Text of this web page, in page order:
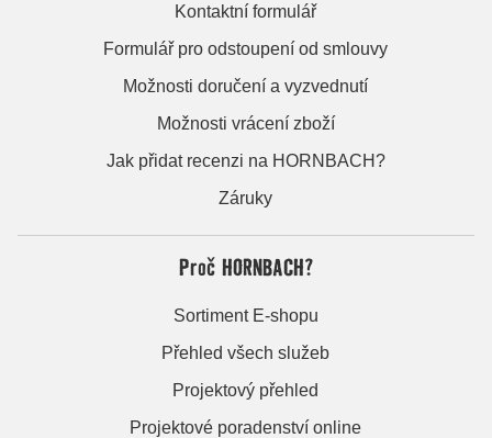
Kontaktní formulář
Formulář pro odstoupení od smlouvy
Možnosti doručení a vyzvednutí
Možnosti vrácení zboží
Jak přidat recenzi na HORNBACH?
Záruky
Proč HORNBACH?
Sortiment E-shopu
Přehled všech služeb
Projektový přehled
Projektové poradenství online